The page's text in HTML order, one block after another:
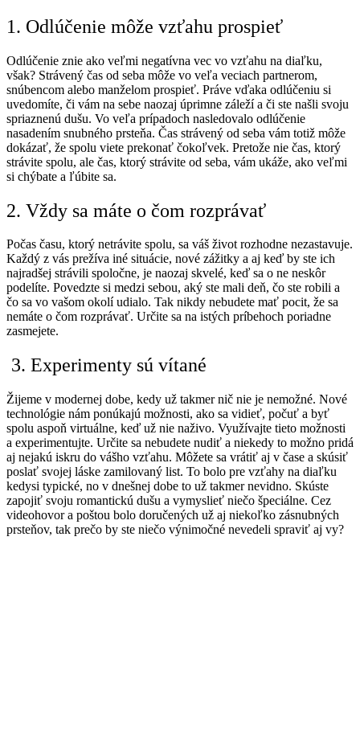
1. Odlúčenie môže vzťahu prospieť
Odlúčenie znie ako veľmi negatívna vec vo vzťahu na diaľku,
však? Strávený čas od seba môže vo veľa veciach partnerom,
snúbencom alebo manželom prospieť. Práve vďaka odlúčeniu si
uvedomíte, či vám na sebe naozaj úprimne záleží a či ste našli svoju
spriaznenú dušu. Vo veľa prípadoch nasledovalo odlúčenie
nasadením snubného prsteňa. Čas strávený od seba vám totiž môže
dokázať, že spolu viete prekonať čokoľvek. Pretože nie čas, ktorý
strávite spolu, ale čas, ktorý strávite od seba, vám ukáže, ako veľmi
si chýbate a ľúbite sa.
2. Vždy sa máte o čom rozprávať
Počas času, ktorý netrávite spolu, sa váš život rozhodne nezastavuje.
Každý z vás prežíva iné situácie, nové zážitky a aj keď by ste ich
najradšej strávili spoločne, je naozaj skvelé, keď sa o ne neskôr
podelíte. Povedzte si medzi sebou, aký ste mali deň, čo ste robili a
čo sa vo vašom okolí udialo. Tak nikdy nebudete mať pocit, že sa
nemáte o čom rozprávať. Určite sa na istých príbehoch poriadne
zasmejete.
3. Experimenty sú vítané
Žijeme v modernej dobe, kedy už takmer nič nie je nemožné. Nové
technológie nám ponúkajú možnosti, ako sa vidieť, počuť a byť
spolu aspoň virtuálne, keď už nie naživo. Využívajte tieto možnosti
a experimentujte. Určite sa nebudete nudiť a niekedy to možno pridá
aj nejakú iskru do vášho vzťahu. Môžete sa vrátiť aj v čase a skúsiť
poslať svojej láske zamilovaný list. To bolo pre vzťahy na diaľku
kedysi typické, no v dnešnej dobe to už takmer nevidno. Skúste
zapojiť svoju romantickú dušu a vymyslieť niečo špeciálne. Cez
videohovor a poštou bolo doručených už aj niekoľko zásnubných
prsteňov, tak prečo by ste niečo výnimočné nevedeli spraviť aj vy?